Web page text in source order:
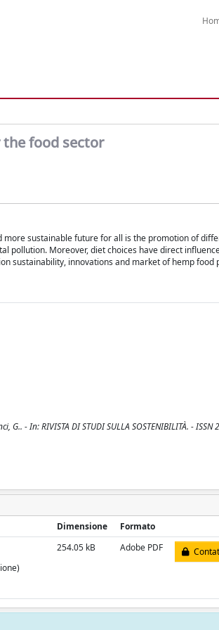
the food sector
more sustainable future for all is the promotion of
pollution. Moreover, diet choices have direct
sustainability, innovations and market of hemp food
- In: RIVISTA DI STUDI SULLA SOSTENIBILITÀ. -
Dimensione
Formato
254.05 kB Adobe PDF